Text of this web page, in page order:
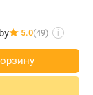
5.0(49) i